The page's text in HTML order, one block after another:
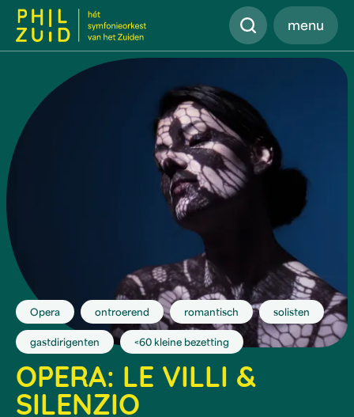
Zoeken
menu
OPERA: LE VILLI &
SILENZIO
Opera ontroerend romantisch solisten
gastdirigenten <60 kleine bezetting